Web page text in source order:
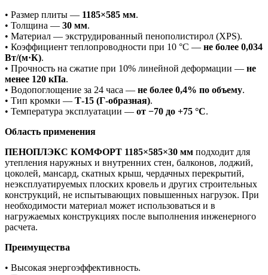
• Размер плиты — 1185×585 мм.
• Толщина — 30 мм.
• Материал — экструдированный пенополистирол (XPS).
• Коэффициент теплопроводности при 10 °С — не более 0,034
Вт/(м·К).
• Прочность на сжатие при 10% линейной деформации — не
менее 120 кПа.
• Водопоглощение за 24 часа — не более 0,4% по объему.
• Тип кромки — Т-15 (Г-образная).
• Температура эксплуатации — от −70 до +75 °С.
Область применения
ПЕНОПЛЭКС КОМФОРТ 1185×585×30 мм подходит для
утепления наружных и внутренних стен, балконов, лоджий,
цоколей, мансард, скатных крыш, чердачных перекрытий,
неэксплуатируемых плоских кровель и других строительных
конструкций, не испытывающих повышенных нагрузок. При
необходимости материал может использоваться и в
нагружаемых конструкциях после выполнения инженерного
расчета.
Преимущества
• Высокая энергоэффективность.